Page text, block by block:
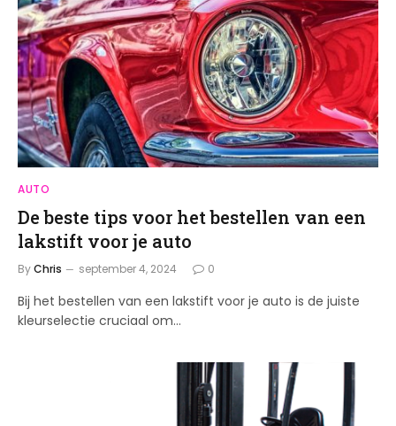
AUTO
De beste tips voor het bestellen van een
lakstift voor je auto
ByChris september 4, 2024 0
Bij het bestellen van een lakstift voor je auto is de juiste
kleurselectie cruciaal om…